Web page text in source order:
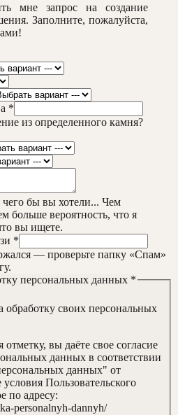
мне запрос на создание
Заполните, пожалуйста,
*
из определенного камня?
бы вы хотели... Чем
больше вероятность, что я
вы ищете.
*
— проверьте папку «Спам»
персональных данных *
обработку своих персональных
вы даёте свое согласие
данных в соответствии
данных" от
Пользовательского
по адресу:
personalnyh-dannyh/